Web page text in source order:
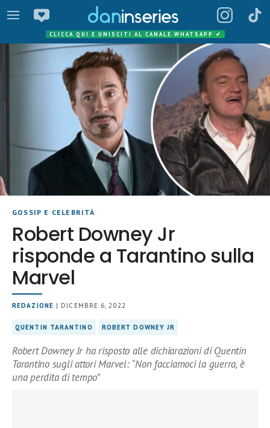
CLICCA QUI E UNISCITI AL CANALE WHATSAPP ✔
GOSSIP E CELEBRITÀ
Robert Downey Jr
risponde a Tarantino sulla
Marvel
REDAZIONE | DICEMBRE 6, 2022
QUENTIN TARANTINO ROBERT DOWNEY JR
Robert Downey Jr ha risposto alle dichiarazioni di Quentin
Tarantino sugli attori Marvel: “Non facciamoci la guerra, è
una perdita di tempo”